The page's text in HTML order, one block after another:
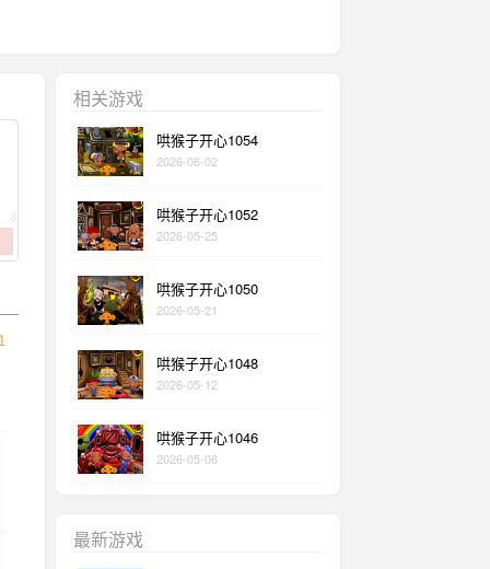
相关游戏
哄猴子开心1054
2026-06-02
哄猴子开心1052
2026-05-25
哄猴子开心1050
2026-05-21
哄猴子开心1048
2026-05-12
哄猴子开心1046
2026-05-06
最新游戏